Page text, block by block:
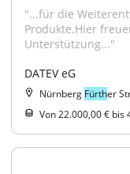
"...für die
Produkte.Hier
Unterstützung..."
DATEV eG
Nürnberg Fürther
Von 22.000,00 € bis